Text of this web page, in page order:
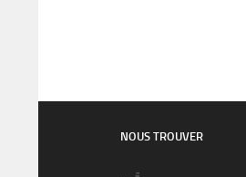
NOUS TROUVER